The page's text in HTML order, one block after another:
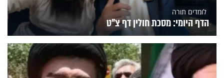
לומדים תורה
הדף היומי: מסכת חולין דף צ"ט